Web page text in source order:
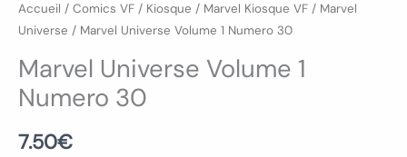
Accueil / Comics VF / Kiosque / Marvel Kiosque VF / Marvel
Universe / Marvel Universe Volume 1 Numero 30
Marvel Universe Volume 1
Numero 30
7.50€